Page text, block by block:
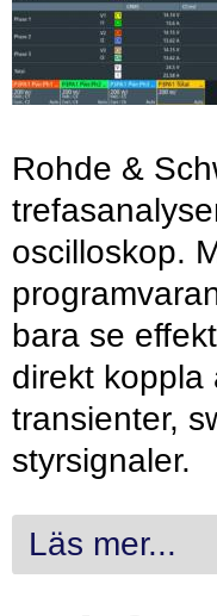
Rohde &
oscilloskop.
bara se
direkt koppla
transienter,
styrsignaler.
Läs mer...